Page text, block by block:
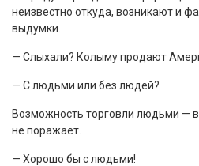
неизвестно откуда, возникают и
выдумки.
— Слыхали? Колыму продают
— С людьми или без людей?
Возможность торговли людьми — в
не поражает.
— Хорошо бы с людьми!